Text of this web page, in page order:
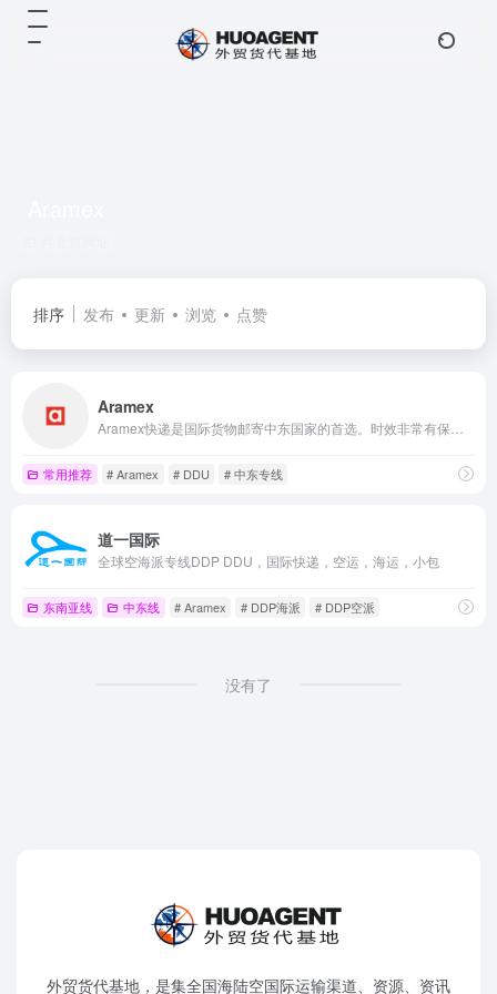
排序 发布 更新 浏览 点赞
Aramex
常用推荐 # Aramex # DDU # 中东专线
道一国际
全球空海派专线DDP DDU，国际快递，空运，海运，小包
东南亚线 中东线 # Aramex # DDP海派 # DDP空派
没有了
外贸货代基地，是集全国海陆空国际运输渠道、资源、资讯